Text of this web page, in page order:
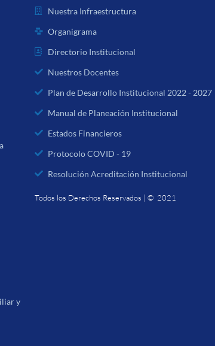
y
Nuestra Infraestructura
Organigrama
Directorio Institucional
Nuestros Docentes
Plan de Desarrollo Institucional 2022 - 2027
Manual de Planeación Institucional
Estados Financieros
Protocolo COVID - 19
Resolución Acreditación Institucional
Todos los Derechos Reservados | © 2021